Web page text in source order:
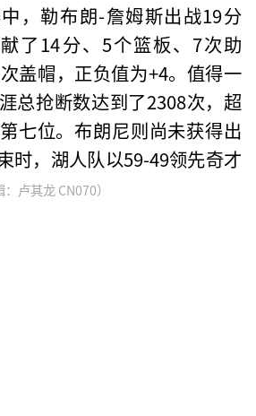
中，勒布朗-詹姆斯出战19分
了14分、5个篮板、7次助
盖帽，正负值为+4。值得一
总抢断数达到了2308次，超
七位。布朗尼则尚未获得出
时，湖人队以59-49领先奇才
：卢其龙 CN070）